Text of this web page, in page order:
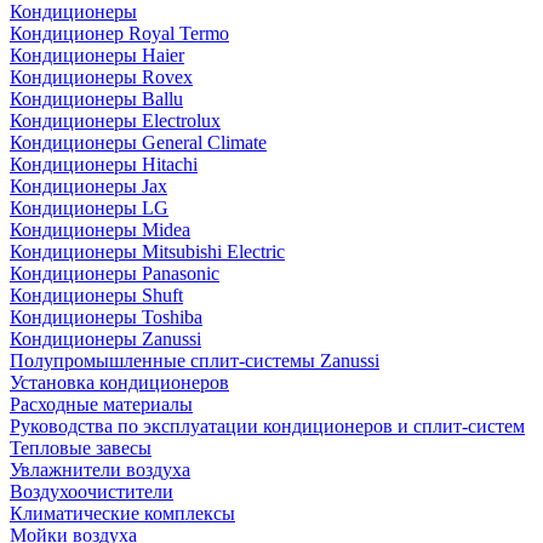
Кондиционеры
Кондиционер Royal Termo
Кондиционеры Haier
Кондиционеры Rovex
Кондиционеры Ballu
Кондиционеры Electrolux
Кондиционеры General Climate
Кондиционеры Hitachi
Кондиционеры Jax
Кондиционеры LG
Кондиционеры Midea
Кондиционеры Mitsubishi Electric
Кондиционеры Panasonic
Кондиционеры Shuft
Кондиционеры Toshiba
Кондиционеры Zanussi
Полупромышленные сплит-системы Zanussi
Установка кондиционеров
Расходные материалы
Руководства по эксплуатации кондиционеров и сплит-систем
Тепловые завесы
Увлажнители воздуха
Воздухоочистители
Климатические комплексы
Мойки воздуха